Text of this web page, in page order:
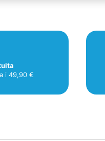
i 49,90 €